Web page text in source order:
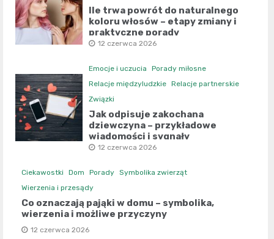
Ile trwa powrót do naturalnego
koloru włosów – etapy zmiany i
praktyczne porady
12 czerwca 2026
Emocje i uczucia
Porady miłosne
Relacje międzyludzkie Relacje partnerskie
Związki
Jak odpisuje zakochana
dziewczyna – przykładowe
wiadomości i sygnały
12 czerwca 2026
Ciekawostki Dom Porady Symbolika zwierząt
Wierzenia i przesądy
Co oznaczają pająki w domu – symbolika,
wierzenia i możliwe przyczyny
12 czerwca 2026